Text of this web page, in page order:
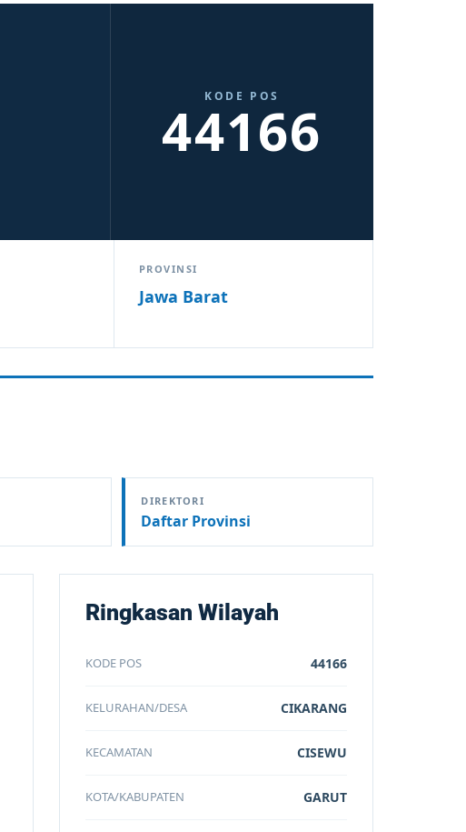
KODE POS
44166
PROVINSI
Jawa Barat
DIREKTORI
Daftar Provinsi
Ringkasan Wilayah
KODE POS 44166
KELURAHAN/DESA CIKARANG
KECAMATAN CISEWU
KOTA/KABUPATEN GARUT